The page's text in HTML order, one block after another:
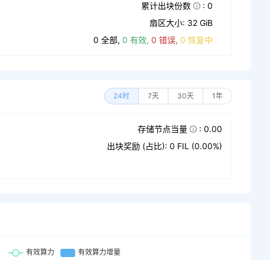
累计出块份数
: 0
扇区大小: 32 GiB
0 全部, 0 有效, 0 错误, 0 恢复中
24时 7天 30天 1年
存储节点当量
: 0.00
出块奖励 (占比): 0 FIL (0.00%)